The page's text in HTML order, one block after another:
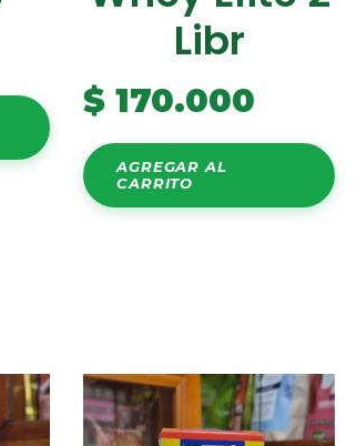
Libr
$ 170.000
AGREGAR AL
CARRITO